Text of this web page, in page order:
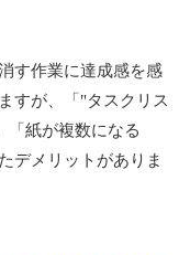
す作業に達成感を感
すが、「"タスクリス
「紙が複数になる
デメリットがありま